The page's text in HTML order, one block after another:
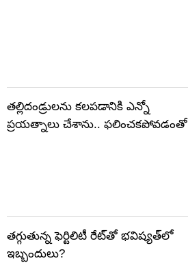
తల్లిదండ్రులను కలపడానికి ఎన్నో
ప్రయత్నాలు చేశాను.. ఫలించకపోవడంతో
తగ్గుతున్న ఫెర్టిలిటీ రేట్‌తో భవిష్యత్‌లో
ఇబ్బందులు?